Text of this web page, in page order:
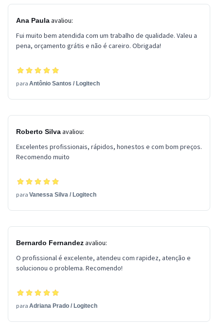
Ana Paulaavaliou:
Fui muito bem atendida com um trabalho de qualidade. Valeu a
pena, orçamento grátis e não é careiro. Obrigada!
para Antônio Santos / Logitech
Roberto Silvaavaliou:
Excelentes profissionais, rápidos, honestos e com bom preços.
Recomendo muito
para Vanessa Silva / Logitech
Bernardo Fernandezavaliou:
O profissional é excelente, atendeu com rapidez, atenção e
solucionou o problema. Recomendo!
para Adriana Prado / Logitech